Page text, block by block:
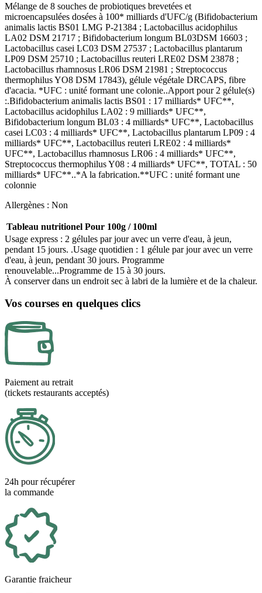
Mélange de 8 souches de probiotiques brevetées et
microencapsulées dosées à 100* milliards d'UFC/g (Bifidobacterium
animalis lactis BS01 LMG P-21384 ; Lactobacillus acidophilus
LA02 DSM 21717 ; Bifidobacterium longum BL03DSM 16603 ;
Lactobacillus casei LC03 DSM 27537 ; Lactobacillus plantarum
LP09 DSM 25710 ; Lactobacillus reuteri LRE02 DSM 23878 ;
Lactobacillus rhamnosus LR06 DSM 21981 ; Streptococcus
thermophilus YO8 DSM 17843), gélule végétale DRCAPS, fibre
d'acacia. *UFC : unité formant une colonie..Apport pour 2 gélule(s)
:.Bifidobacterium animalis lactis BS01 : 17 milliards* UFC**,
Lactobacillus acidophilus LA02 : 9 milliards* UFC**,
Bifidobacterium longum BL03 : 4 milliards* UFC**, Lactobacillus
casei LC03 : 4 milliards* UFC**, Lactobacillus plantarum LP09 : 4
milliards* UFC**, Lactobacillus reuteri LRE02 : 4 milliards*
UFC**, Lactobacillus rhamnosus LR06 : 4 milliards* UFC**,
Streptococcus thermophilus Y08 : 4 milliards* UFC**, TOTAL : 50
milliards* UFC**..*A la fabrication.**UFC : unité formant une
colonnie
Allergènes : Non
Tableau nutritionel Pour 100g / 100ml
Usage express : 2 gélules par jour avec un verre d'eau, à jeun,
pendant 15 jours. .Usage quotidien : 1 gélule par jour avec un verre
d'eau, à jeun, pendant 30 jours. Programme
renouvelable...Programme de 15 à 30 jours.
À conserver dans un endroit sec à labri de la lumière et de la chaleur.
Vos courses en quelques clics
Paiement au retrait
(tickets restaurants acceptés)
24h pour récupérer
la commande
Garantie fraicheur